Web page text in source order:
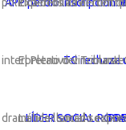
TC rechaza
LÍDER